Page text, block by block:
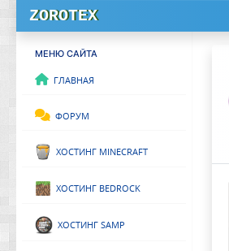
ZOROTEX
МЕНЮ САЙТА
Главная
Форум
Хостинг Minecraft
Хостинг Bedrock
Хостинг SAMP